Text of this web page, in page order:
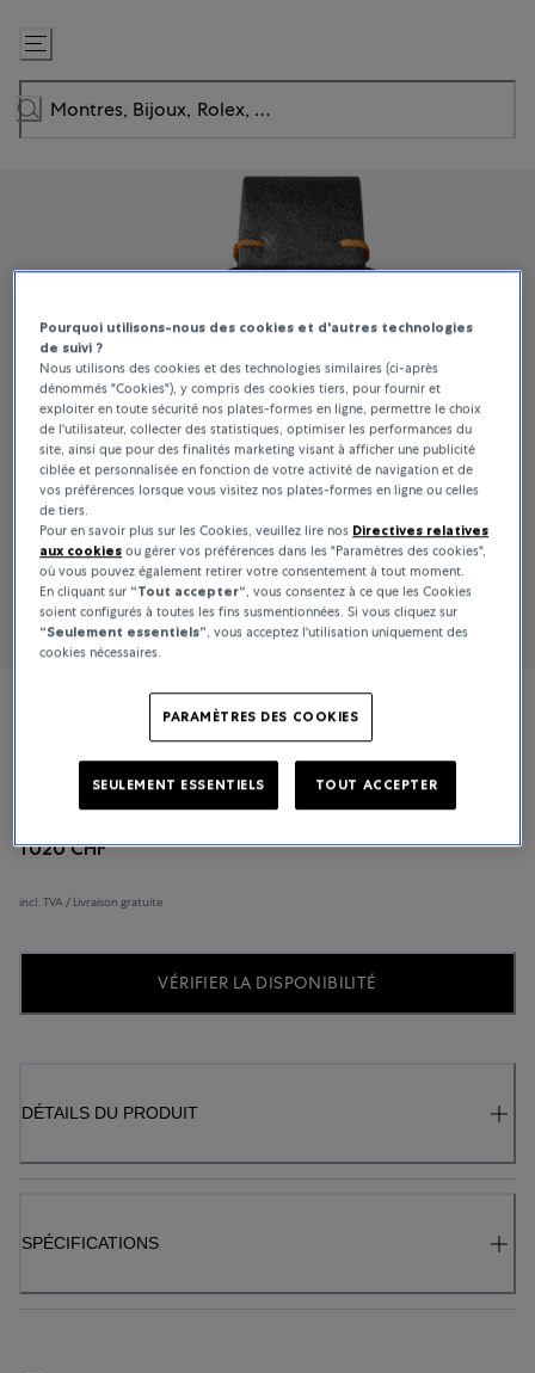
Passer
au
contenu
Commander
1 020 CHF
incl. TVA / Livraison gratuite
VÉRIFIER LA DISPONIBILITÉ
DÉTAILS DU PRODUIT
SPÉCIFICATIONS
Pourquoi utilisons-nous des cookies et d'autres technologies
de suivi ?
Nous utilisons des cookies et des technologies similaires (ci-après
dénommés "Cookies"), y compris des cookies tiers, pour fournir et
exploiter en toute sécurité nos plates-formes en ligne, permettre le choix
de l'utilisateur, collecter des statistiques, optimiser les performances du
site, ainsi que pour des finalités marketing visant à afficher une publicité
ciblée et personnalisée en fonction de votre activité de navigation et de
vos préférences lorsque vous visitez nos plates-formes en ligne ou celles
de tiers.
Pour en savoir plus sur les Cookies, veuillez lire nos Directives relatives
aux cookies ou gérer vos préférences dans les "Paramètres des cookies",
où vous pouvez également retirer votre consentement à tout moment.
En cliquant sur “Tout accepter“, vous consentez à ce que les Cookies
soient configurés à toutes les fins susmentionnées. Si vous cliquez sur
“Seulement essentiels”, vous acceptez l'utilisation uniquement des
cookies nécessaires.
PARAMÈTRES DES COOKIES
SEULEMENT ESSENTIELS TOUT ACCEPTER